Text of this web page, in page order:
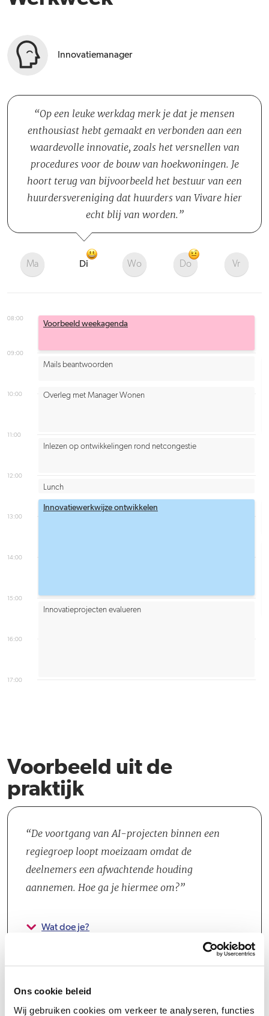
Ons cookie beleid
Wij gebruiken cookies om verkeer te analyseren, functies
Innovatiemanager
Op een leuke werkdag merk je dat je mensen
enthousiast hebt gemaakt en verbonden aan een
waardevolle innovatie, zoals het versnellen van
procedures voor de bouw van hoekwoningen. Je
hoort terug van bijvoorbeeld het bestuur van een
huurdersvereniging dat huurders van Vivare hier
echt blij van worden.
Ma Di Wo Do Vr
08:00
09:00
10:00
11:00
12:00
13:00
14:00
15:00
16:00
17:00
Voorbeeld weekagenda
Overleg met Manager Wonen
Innovatiewerkwijze ontwikkelen
Lunch
Inlezen op ontwikkelingen rond netcongestie
Innovatieprojecten evalueren
Mails beantwoorden
Voorbeeld uit de
praktijk
De voortgang van AI-projecten binnen een
regiegroep loopt moeizaam omdat de
deelnemers een afwachtende houding
aannemen. Hoe ga je hiermee om?
Wat doe je?